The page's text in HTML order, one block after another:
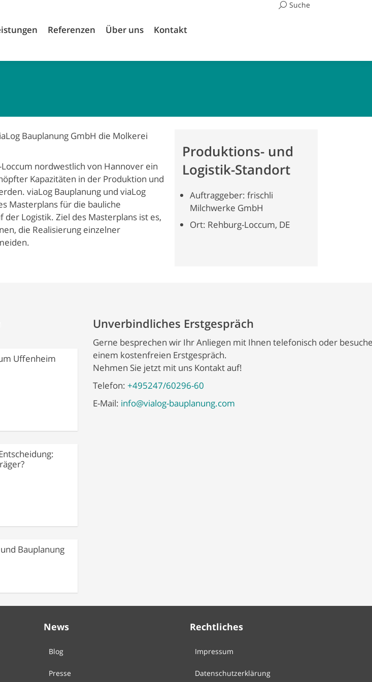
Suchen:
Suche
Referenzen Über uns Kontakt
Bauplanung GmbH die Molkerei
nordwestlich von Hannover ein
Kapazitäten in der Produktion und
viaLog Bauplanung und viaLog
Masterplans für die bauliche
Logistik. Ziel des Masterplans ist es,
die Realisierung einzelner
Produktions- und
Logistik-Standort
Auftraggeber: frischli
Milchwerke GmbH
Ort: Rehburg-Loccum, DE
Uffenheim
Bauplanung
Unverbindliches Erstgespräch
Gerne besprechen wir Ihr Anliegen mit Ihnen telefonisch oder
einem kostenfreien Erstgespräch.
Nehmen Sie jetzt mit uns Kontakt auf!
Telefon: +495247/60296-60
E-Mail: info@vialog-bauplanung.com
News
Blog
Presse
Rechtliches
Impressum
Datenschutzerklärung